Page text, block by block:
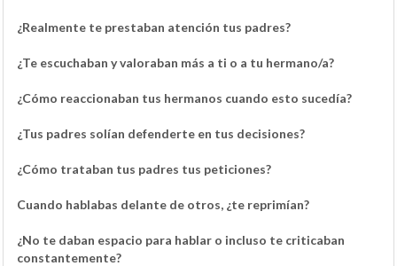
¿Realmente te prestaban atención tus padres?
¿Te escuchaban y valoraban más a ti o a tu hermano/a?
¿Cómo reaccionaban tus hermanos cuando esto sucedía?
¿Tus padres solían defenderte en tus decisiones?
¿Cómo trataban tus padres tus peticiones?
Cuando hablabas delante de otros, ¿te reprimían?
¿No te daban espacio para hablar o incluso te criticaban
constantemente?